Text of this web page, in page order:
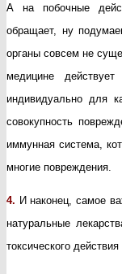
А на побочные
обращает, ну
органы совсем не
медицине
индивидуально для
совокупность
иммунная система,
многие повреждения.
4. И наконец, самое
натуральные
токсического действия